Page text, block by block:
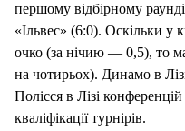
першому відбірному
«Ільвес» (6:0). Оскільки у
очко (за нічию — 0,5), то
на чотирьох). Динамо в
Полісся в Лізі
кваліфікації турнірів.